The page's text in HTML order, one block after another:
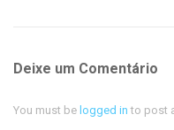
Deixe um Comentário
You must be logged in to post